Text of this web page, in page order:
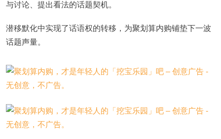
与讨论、提出看法的话题契机。
潜移默化中实现了话语权的转移，为聚划算内购铺垫下一波
话题声量。